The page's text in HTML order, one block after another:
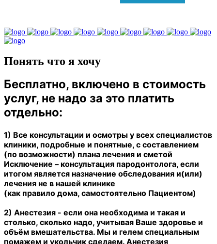
Понять что я хочу
Бесплатно, включено в стоимость
услуг, не надо за это платить
отдельно:
1) Все консультации и осмотры у всех специалистов
клиники, подробные и понятные, с составлением
(по возможности) плана лечения и сметой
Исключение – консультация пародонтолога, если
итогом является назначение обследования и(или)
лечения не в нашей клинике
(как правило дома, самостоятельно Пациентом)
2) Анестезия - если она необходима и такая и
столько, сколько надо, учитывая Ваше здоровье и
объём вмешательства. Мы и гелем специальным
помажем и укольчик сделаем. Анестезия